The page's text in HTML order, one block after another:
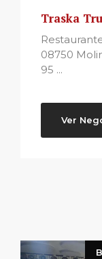
Traska
08750
95 ...
Ver